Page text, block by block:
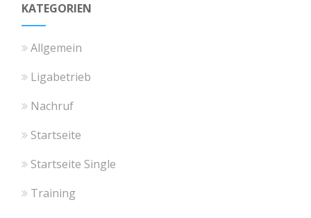
KATEGORIEN
Allgemein
Ligabetrieb
Nachruf
Startseite
Startseite Single
Training